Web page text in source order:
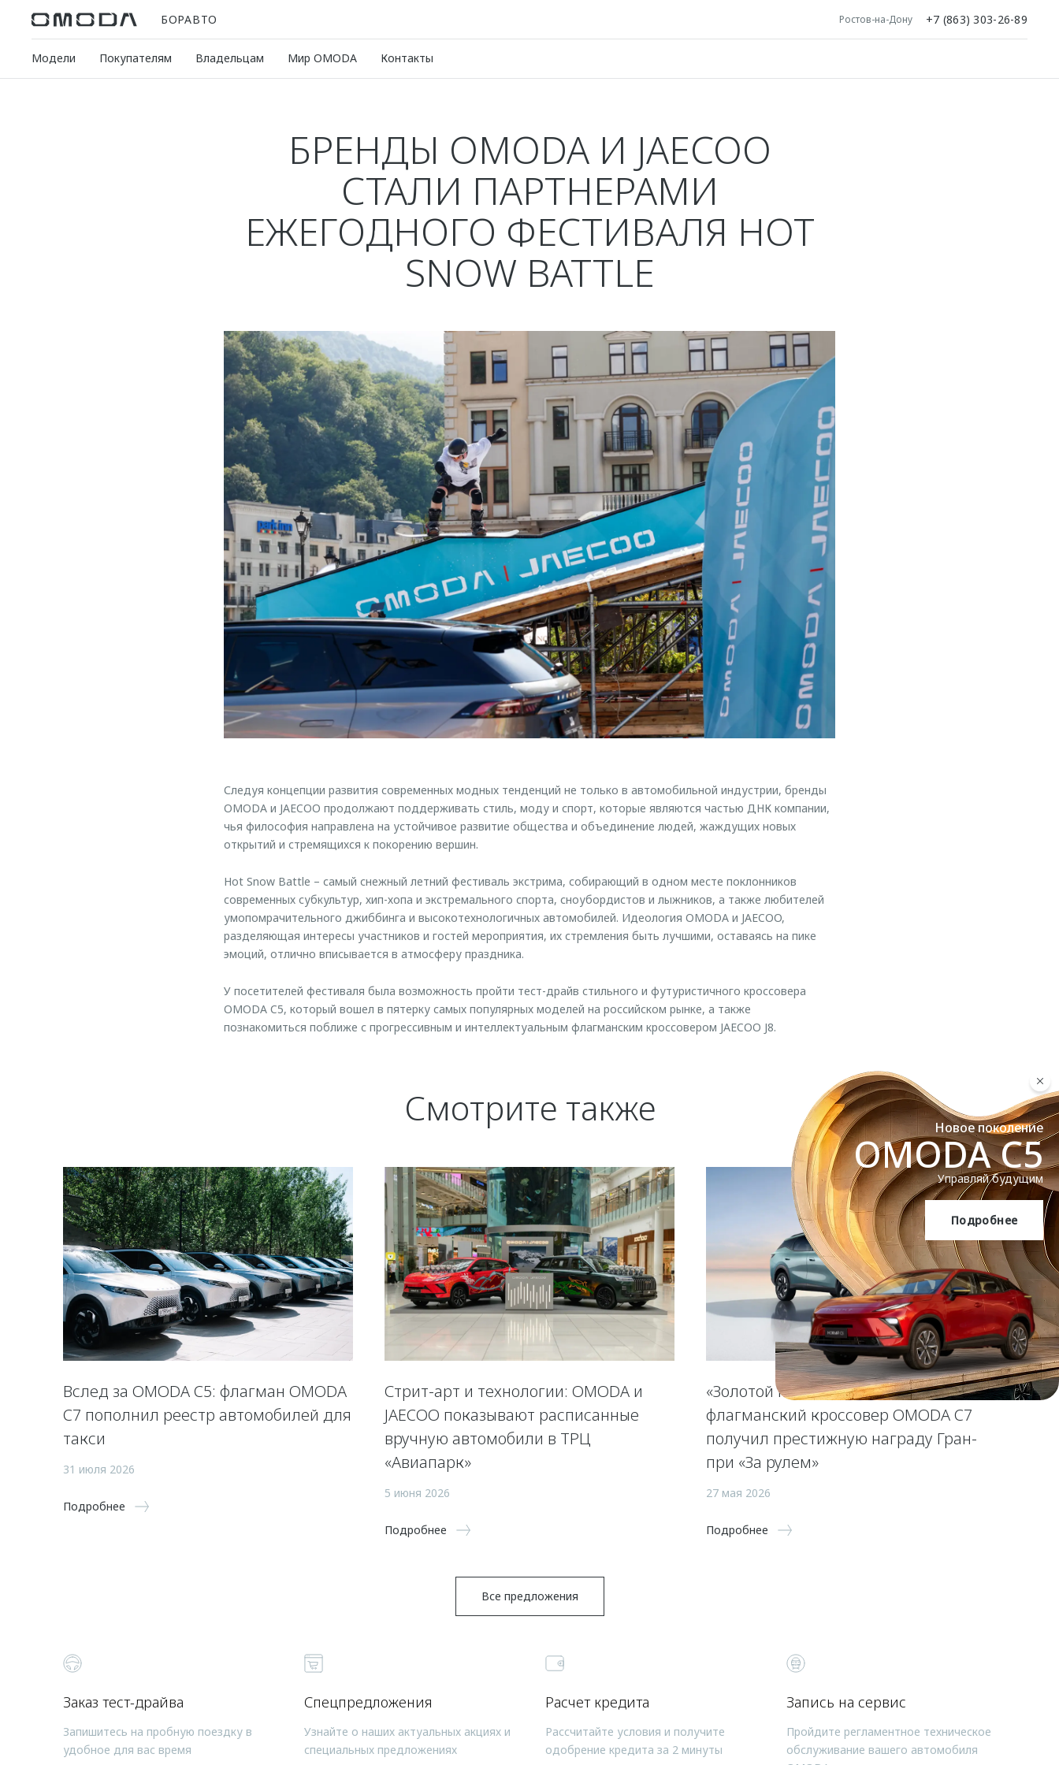
БОРАВТО Ростов-на-Дону +7 (863) 303-26-89
Модели Покупателям Владельцам Мир OMODA Контакты
OMODA C5
Новое поколение
OMODA C5
Управляй будущим
Подробнее
БРЕНДЫ OMODA И JAECOO
СТАЛИ ПАРТНЕРАМИ
ЕЖЕГОДНОГО ФЕСТИВАЛЯ HOT
SNOW BATTLE
Следуя концепции развития современных модных тенденций не только в автомобильной индустрии, бренды
OMODA и JAECOO продолжают поддерживать стиль, моду и спорт, которые являются частью ДНК компании,
чья философия направлена на устойчивое развитие общества и объединение людей, жаждущих новых
открытий и стремящихся к покорению вершин.
Hot Snow Battle – самый снежный летний фестиваль экстрима, собирающий в одном месте поклонников
современных субкультур, хип-хопа и экстремального спорта, сноубордистов и лыжников, а также любителей
умопомрачительного джиббинга и высокотехнологичных автомобилей. Идеология OMODA и JAECOO,
разделяющая интересы участников и гостей мероприятия, их стремления быть лучшими, оставаясь на пике
эмоций, отлично вписывается в атмосферу праздника.
У посетителей фестиваля была возможность пройти тест-драйв стильного и футуристичного кроссовера
OMODA C5, который вошел в пятерку самых популярных моделей на российском рынке, а также
познакомиться поближе с прогрессивным и интеллектуальным флагманским кроссовером JAECOO J8.
Смотрите также
Вслед за OMODA C5: флагман OMODA
C7 пополнил реестр автомобилей для
такси
31 июля 2026
Подробнее
Стрит-арт и технологии: OMODA и
JAECOO показывают расписанные
вручную автомобили в ТРЦ
«Авиапарк»
5 июня 2026
Подробнее
«Золотой Пегас» за смелый дизайн:
флагманский кроссовер OMODA C7
получил престижную награду Гран-
при «За рулем»
27 мая 2026
Подробнее
Все предложения
Заказ тест-драйва
Запишитесь на пробную поездку в
удобное для вас время
Спецпредложения
Узнайте о наших актуальных акциях и
специальных предложениях
Расчет кредита
Рассчитайте условия и получите
одобрение кредита за 2 минуты
Запись на сервис
Пройдите регламентное техническое
обслуживание вашего автомобиля